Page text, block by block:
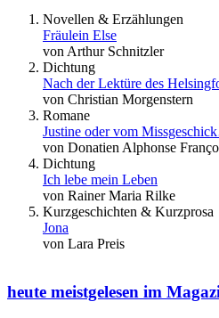
Novellen & Erzählungen
Fräulein Else
von Arthur Schnitzler
Dichtung
Nach der Lektüre des
von Christian Morgenstern
Romane
Justine oder vom
von Donatien Alphonse
Dichtung
Ich lebe mein Leben
von Rainer Maria Rilke
Kurzgeschichten & Kurzprosa
Jona
von Lara Preis
heute meistgelesen im